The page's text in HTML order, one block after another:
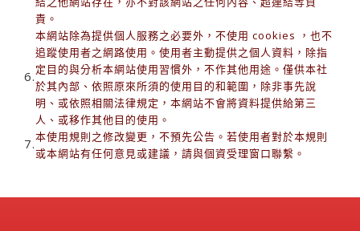
責。
6.
本網站除為提供個人服務之必要外，不使用 cookies ，也不
追蹤使用者之網路使用。使用者主動提供之個人資料，除指
定目的與分析本網站使用習慣外，不作其他用途。僅供本社
於其內部、依照原來所須的使用目的和範圍，除非事先說
明、或依照相關法律規定，本網站不會將資料提供給第三
人、或移作其他目的使用。
7.本使用規則之修改變更，不預先公告。若使用者對於本規則
或本網站有任何意見或建議，請與個資受理窗口聯繫。